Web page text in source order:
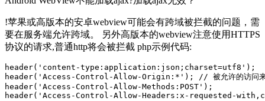
!苹果或高版本的安卓webview可能会有跨域被拦截的问题，需
要在服务端允许跨域。 另外高版本的webview注意使用HTTPS
协议的请求,普通http将会被拦截 php示例代码:
header('content-type:application:json;charset=utf8');
header('Access-Control-Allow-Origin:*'); // 被允许的访问
header('Access-Control-Allow-Methods:POST');
header('Access-Control-Allow-Headers:x-requested-